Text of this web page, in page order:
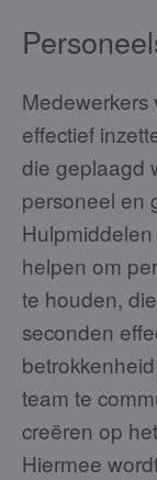
effectief
die geplaagd
personeel en
helpen om
te houden,
seconden
team te
creëren op
Hiermee